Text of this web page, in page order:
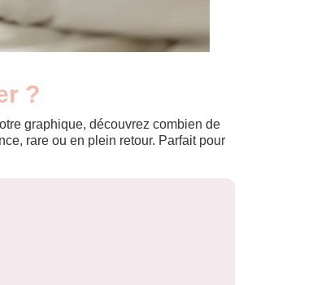
?
graphique, découvrez combien de
rare ou en plein retour. Parfait pour